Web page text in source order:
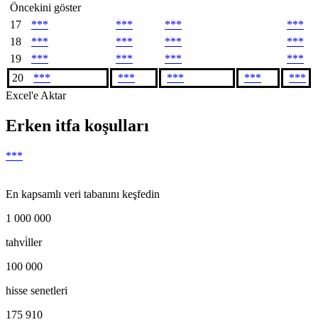
Öncekini göster
17
*** *** ***
***
18
*** *** ***
***
19
*** *** ***
***
20
*** *** *** ***
***
Excel'e Aktar
Erken itfa koşulları
***
En kapsamlı veri tabanını keşfedin
1 000 000
tahvi̇ller
100 000
hisse senetleri
175 910